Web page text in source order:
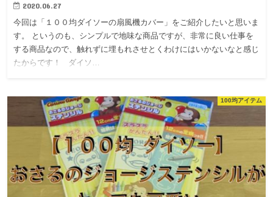
2020.06.27
今回は「１００均ダイソーの扇風機カバー」をご紹介したいと思いま
す。 というのも、シンプルで地味な商品ですが、非常に良い仕事を
する商品なので、触れずに埋もれさせとくわけにはいかないなと感じ
たからです！ ダイソ…
100均アイテム